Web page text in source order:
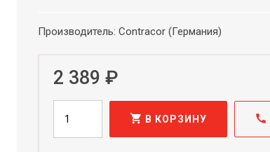
Производитель: Contracor (Германия)
2 389 ₽
shopping_cart В КОРЗИНУ call